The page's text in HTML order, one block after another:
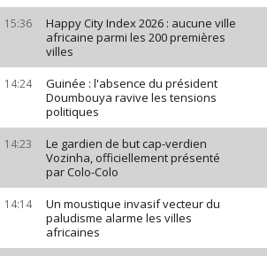
15:36
Happy City Index 2026 : aucune ville
africaine parmi les 200 premières
villes
14:24
Guinée : l'absence du président
Doumbouya ravive les tensions
politiques
14:23
Le gardien de but cap-verdien
Vozinha, officiellement présenté
par Colo-Colo
14:14
Un moustique invasif vecteur du
paludisme alarme les villes
africaines